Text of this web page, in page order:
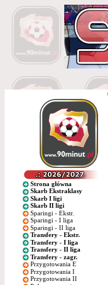
Strona główna
Skarb Ekstraklasy
Skarb I ligi
Skarb II ligi
Sparingi - Ekstr.
Sparingi - I liga
Sparingi - II liga
Transfery - Ekstr.
Transfery - I liga
Transfery - II liga
Transfery - zagr.
Przygotowania E
Przygotowania I
Przygotowania II